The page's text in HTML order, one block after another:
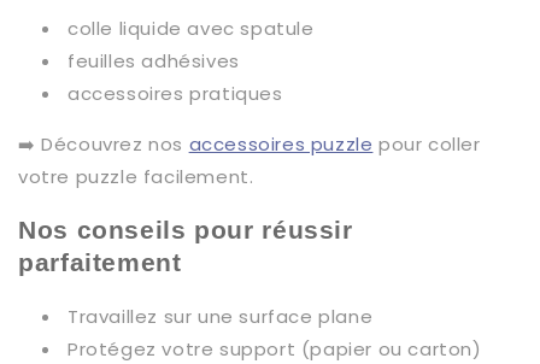
colle liquide avec spatule
feuilles adhésives
accessoires pratiques
➡️ Découvrez nos accessoires puzzle pour coller
votre puzzle facilement.
Nos conseils pour réussir
parfaitement
Travaillez sur une surface plane
Protégez votre support (papier ou carton)